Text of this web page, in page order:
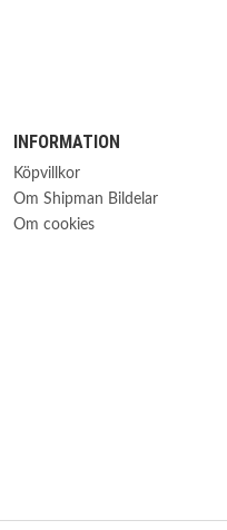
INFORMATION
Köpvillkor
Om Shipman Bildelar
Om cookies